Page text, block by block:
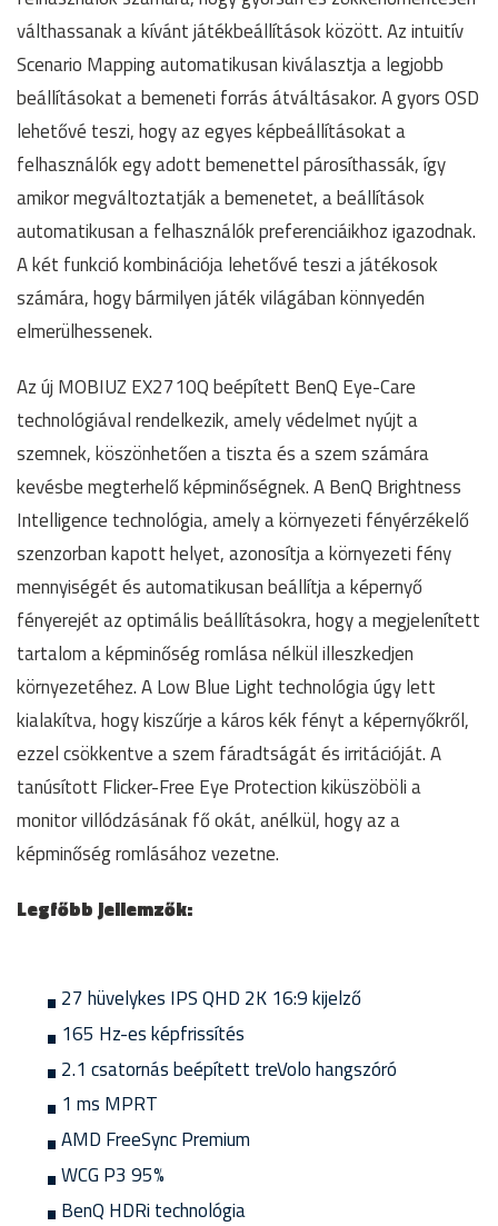
válthassanak a kívánt játékbeállítások között. Az intuitív
Scenario Mapping automatikusan kiválasztja a legjobb
beállításokat a bemeneti forrás átváltásakor. A gyors OSD
lehetővé teszi, hogy az egyes képbeállításokat a
felhasználók egy adott bemenettel párosíthassák, így
amikor megváltoztatják a bemenetet, a beállítások
automatikusan a felhasználók preferenciáikhoz igazodnak.
A két funkció kombinációja lehetővé teszi a játékosok
számára, hogy bármilyen játék világában könnyedén
elmerülhessenek.
Az új MOBIUZ EX2710Q beépített BenQ Eye-Care
technológiával rendelkezik, amely védelmet nyújt a
szemnek, köszönhetően a tiszta és a szem számára
kevésbe megterhelő képminőségnek. A BenQ Brightness
Intelligence technológia, amely a környezeti fényérzékelő
szenzorban kapott helyet, azonosítja a környezeti fény
mennyiségét és automatikusan beállítja a képernyő
fényerejét az optimális beállításokra, hogy a megjelenített
tartalom a képminőség romlása nélkül illeszkedjen
környezetéhez. A Low Blue Light technológia úgy lett
kialakítva, hogy kiszűrje a káros kék fényt a képernyőkről,
ezzel csökkentve a szem fáradtságát és irritációját. A
tanúsított Flicker-Free Eye Protection kiküszöböli a
monitor villódzásának fő okát, anélkül, hogy az a
képminőség romlásához vezetne.
Legfőbb jellemzők:
27 hüvelykes IPS QHD 2K 16:9 kijelző
165 Hz-es képfrissítés
2.1 csatornás beépített treVolo hangszóró
1 ms MPRT
AMD FreeSync Premium
WCG P3 95%
BenQ HDRi technológia